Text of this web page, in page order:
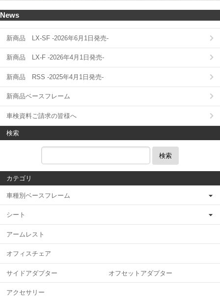
News
新商品 LX-SF -2026年6月1日発売-
新商品 LX-F -2026年4月1日発売-
新商品 RSS -2025年4月1日発売-
新商品ベースフレーム
車検資料ご請求の皆様へ
検索
検索
カテゴリ
車種別ベースフレーム
シート
アームレスト
オフィスチェア
サイドアダプター オフセットアダプター
アクセサリー